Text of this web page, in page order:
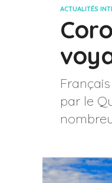
ACTUALITÉS
par le